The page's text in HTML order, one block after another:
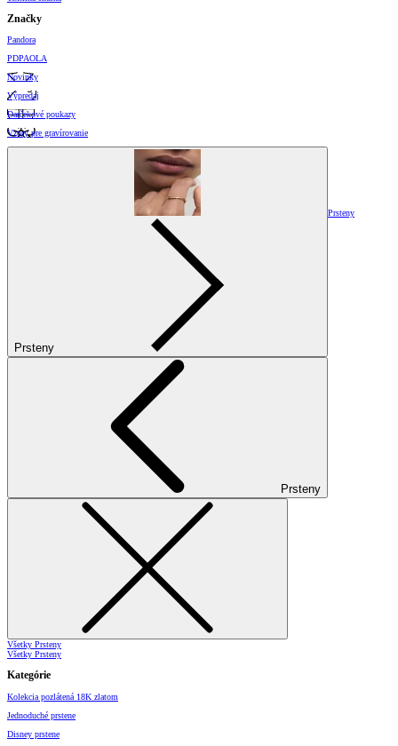
Značky
Pandora
PDPAOLA
Novinky
Výpredaj
Darčekové poukazy
Vzory pre gravírovanie
Prsteny
Prsteny
Prsteny
Všetky Prsteny
Všetky Prsteny
Kategórie
Kolekcia pozlátená 18K zlatom
Jednoduché prstene
Disney prstene